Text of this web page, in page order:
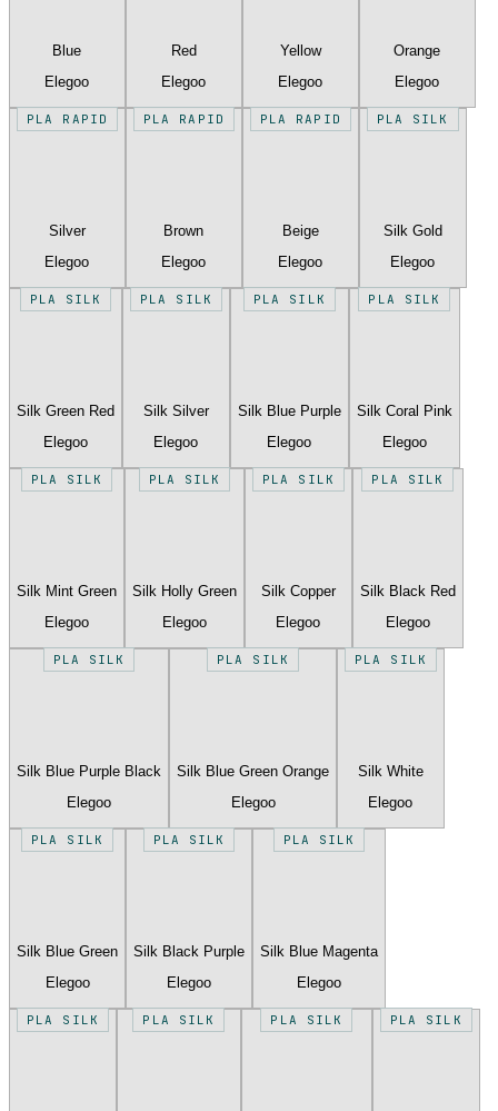
Blue
Elegoo
Red
Elegoo
Yellow
Elegoo
Orange
Elegoo
PLA RAPID
Silver
Elegoo
PLA RAPID
Brown
Elegoo
PLA RAPID
Beige
Elegoo
PLA SILK
Silk Gold
Elegoo
PLA SILK
Silk Green Red
Elegoo
PLA SILK
Silk Silver
Elegoo
PLA SILK
Silk Blue Purple
Elegoo
PLA SILK
Silk Coral Pink
Elegoo
PLA SILK
Silk Mint Green
Elegoo
PLA SILK
Silk Holly Green
Elegoo
PLA SILK
Silk Copper
Elegoo
PLA SILK
Silk Black Red
Elegoo
PLA SILK
Silk Blue Purple Black
Elegoo
PLA SILK
Silk Blue Green Orange
Elegoo
PLA SILK
Silk White
Elegoo
PLA SILK
Silk Blue Green
Elegoo
PLA SILK
Silk Black Purple
Elegoo
PLA SILK
Silk Blue Magenta
Elegoo
PLA SILK PLA SILK PLA SILK PLA SILK